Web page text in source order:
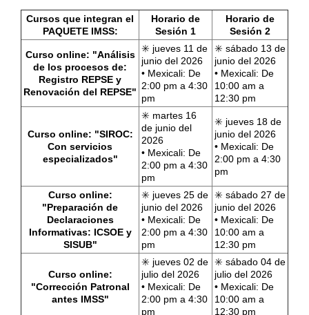
Cursos que integran el
PAQUETE IMSS:
Horario de
Sesión 1
Horario de
Sesión 2
Curso online: "Análisis
de los procesos de:
Registro REPSE y
Renovación del REPSE"
✳️ jueves 11 de
junio del 2026
• Mexicali: De
2:00 pm a 4:30
pm
✳️ sábado 13 de
junio del 2026
• Mexicali: De
10:00 am a
12:30 pm
Curso online: "SIROC:
Con servicios
especializados"
✳️ martes 16
de junio del
2026
• Mexicali: De
2:00 pm a 4:30
pm
✳️ jueves 18 de
junio del 2026
• Mexicali: De
2:00 pm a 4:30
pm
Curso online:
"Preparación de
Declaraciones
Informativas: ICSOE y
SISUB"
✳️ jueves 25 de
junio del 2026
• Mexicali: De
2:00 pm a 4:30
pm
✳️ sábado 27 de
junio del 2026
• Mexicali: De
10:00 am a
12:30 pm
Curso online:
"Corrección Patronal
antes IMSS"
✳️ jueves 02 de
julio del 2026
• Mexicali: De
2:00 pm a 4:30
pm
✳️ sábado 04 de
julio del 2026
• Mexicali: De
10:00 am a
12:30 pm